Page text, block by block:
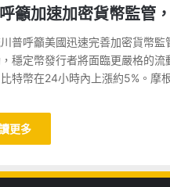
籲加速加密貨幣監管
普呼籲美國迅速完善加密貨幣
穩定幣發行者將面臨更嚴格的
特幣在24小時內上漲約5%。摩
更多